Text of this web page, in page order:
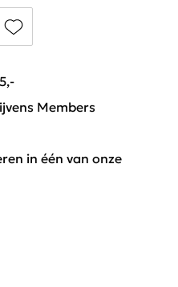
Members
in één van onze